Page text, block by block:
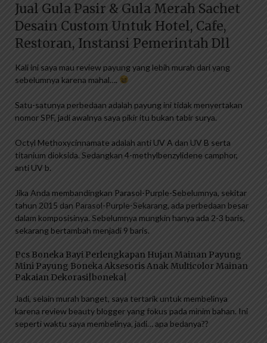
Jual Gula Pasir & Gula Merah Sachet
Desain Custom Untuk Hotel, Cafe,
Restoran, Instansi Pemerintah Dll
Kali ini saya mau review payung yang lebih murah dari yang
sebelumnya karena mahal….
Satu-satunya perbedaan adalah payung ini tidak menyertakan
nomor SPF, jadi awalnya saya pikir itu bukan tabir surya.
Octyl Methoxycinnamate adalah anti UV A dan UV B serta
titanium dioksida. Sedangkan 4-methylbenzylidene camphor,
anti UV b.
Jika Anda membandingkan Parasol-Purple-Sebelumnya, sekitar
tahun 2015 dan Parasol-Purple-Sekarang, ada perbedaan besar
dalam komposisinya. Sebelumnya mungkin hanya ada 2-3 baris,
sekarang bertambah menjadi 9 baris.
Pcs Boneka Bayi Perlengkapan Hujan Mainan Payung
Mini Payung Boneka Aksesoris Anak Multicolor Mainan
Pakaian Dekorasi|boneka|
Jadi, selain murah banget, saya tertarik untuk membelinya
karena review beauty blogger yang fokus pada minim bahan. Ini
seperti waktu saya membelinya, jadi… apa bedanya??